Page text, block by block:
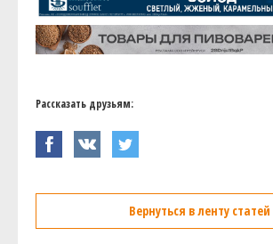
Рассказать друзьям:
Вернуться в ленту статей